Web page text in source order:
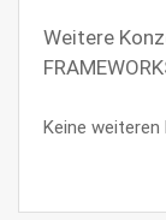
Weitere
Keine weiteren